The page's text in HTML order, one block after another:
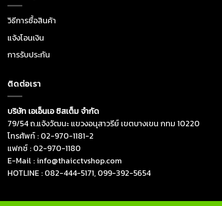
วิธีการซื้อสินค้า
แจ้งโอนเงิน
การรับประกัน
ติดต่อเรา
บริษัท เอเอ็นเอ ซิสเต็ม จำกัด
79/54 ถ.แจ้งวัฒนะ แขวงอนุสาวรีย์ เขตบางเขน กทม 10220
โทรศัพท์ : 02-970-1181-2
แฟกซ์ : 02-970-1180
E-Mail : info@thaicctvshop.com
HOTLINE : 082-444-5171, 099-392-5654